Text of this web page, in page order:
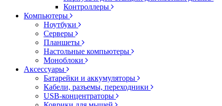
Контроллеры
Компьютеры
Ноутбуки
Серверы
Планшеты
Настольные компьютеры
Моноблоки
Аксессуары
Батарейки и аккумуляторы
Кабели, разъемы, переходники
USB-концентраторы